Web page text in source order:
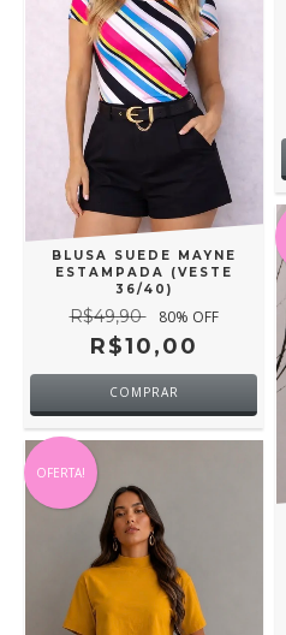
BLUSA SUEDE MAYNE
ESTAMPADA (VESTE
36/40)
R$49,90 80% OFF
R$10,00
COMPRAR
OFERTA!